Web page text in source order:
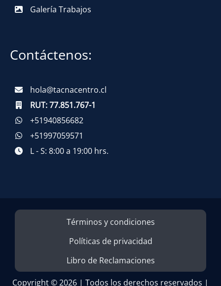
Galería Trabajos
Contáctenos:
hola@tacnacentro.cl
RUT:77.851.767-1
+51940856682
+51997059571
L - S: 8:00 a 19:00 hrs.
Términos y condiciones
Políticas de privacidad
Libro de Reclamaciones
Copyright © 2026 | Todos los derechos reservados |